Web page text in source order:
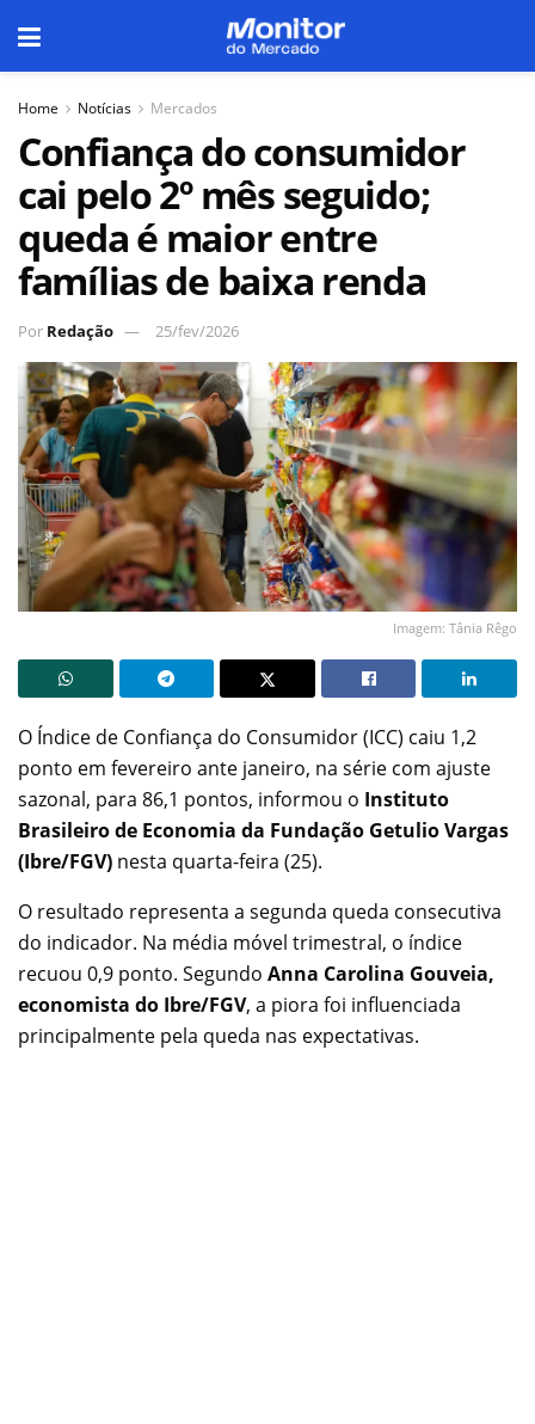
Home Notícias Mercados
Confiança do consumidor
cai pelo 2º mês seguido;
queda é maior entre
famílias de baixa renda
Por Redação 25/fev/2026
Imagem: Tânia Rêgo
O Índice de Confiança do Consumidor (ICC) caiu 1,2
ponto em fevereiro ante janeiro, na série com ajuste
sazonal, para 86,1 pontos, informou o Instituto
Brasileiro de Economia da Fundação Getulio Vargas
(Ibre/FGV) nesta quarta-feira (25).
O resultado representa a segunda queda consecutiva
do indicador. Na média móvel trimestral, o índice
recuou 0,9 ponto. Segundo Anna Carolina Gouveia,
economista do Ibre/FGV, a piora foi influenciada
principalmente pela queda nas expectativas.